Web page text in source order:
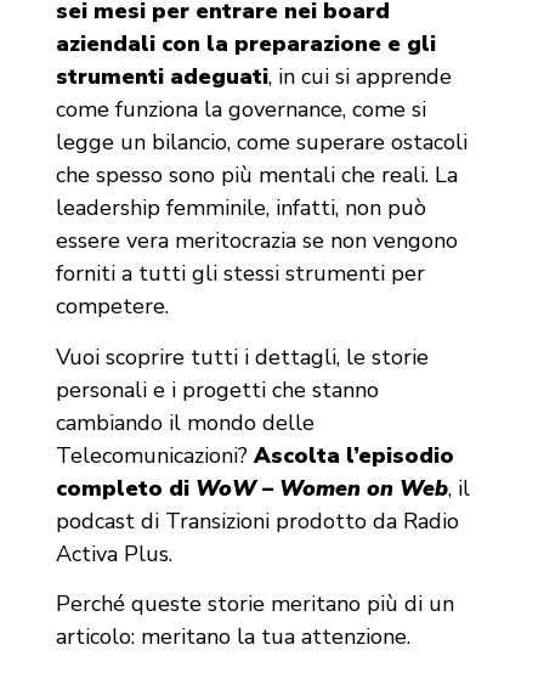
sei mesi per entrare nei board
aziendali con la preparazione e gli
strumenti adeguati, in cui si apprende
come funziona la governance, come si
legge un bilancio, come superare ostacoli
che spesso sono più mentali che reali. La
leadership femminile, infatti, non può
essere vera meritocrazia se non vengono
forniti a tutti gli stessi strumenti per
competere.
Vuoi scoprire tutti i dettagli, le storie
personali e i progetti che stanno
cambiando il mondo delle
Telecomunicazioni?Ascolta l’episodio
completo di WoW – Women on Web, il
podcast di Transizioni prodotto da Radio
Activa Plus.
Perché queste storie meritano più di un
articolo: meritano la tua attenzione.